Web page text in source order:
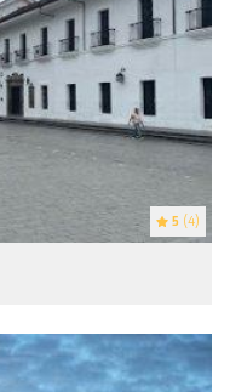
5 (4)